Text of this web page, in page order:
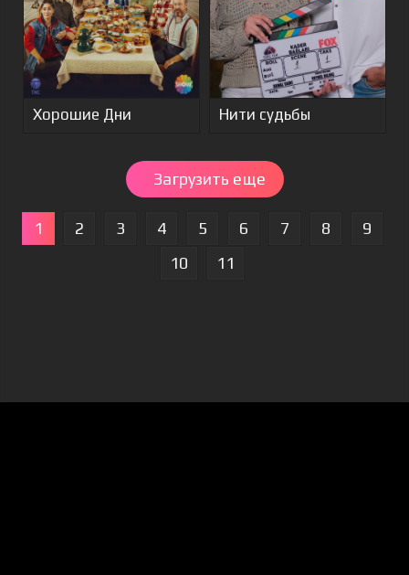
Хорошие Дни Нити судьбы
Загрузить еще
1 2 3 4 5 6 7 8
9
10
11